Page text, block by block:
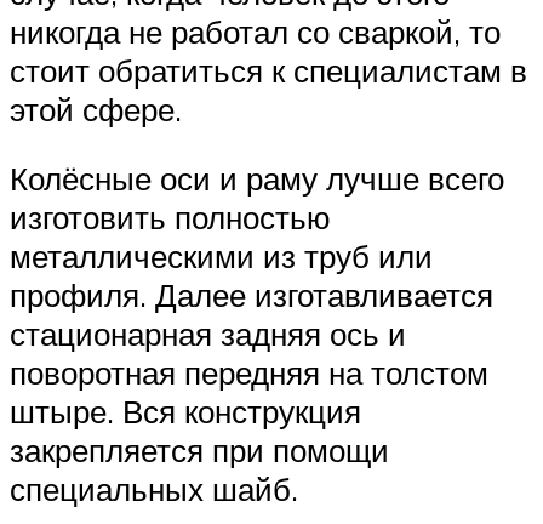
никогда не работал со сваркой, то
стоит обратиться к специалистам в
этой сфере.
Колёсные оси и раму лучше всего
изготовить полностью
металлическими из труб или
профиля. Далее изготавливается
стационарная задняя ось и
поворотная передняя на толстом
штыре. Вся конструкция
закрепляется при помощи
специальных шайб.